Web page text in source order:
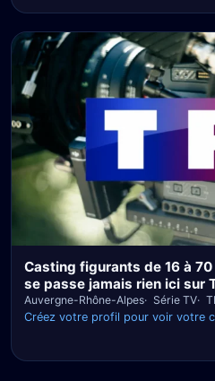
Casting figurants de 16 à
se passe jamais rien ici sur
Auvergne-Rhône-Alpes Série TV
Créez votre profil pour voir votre